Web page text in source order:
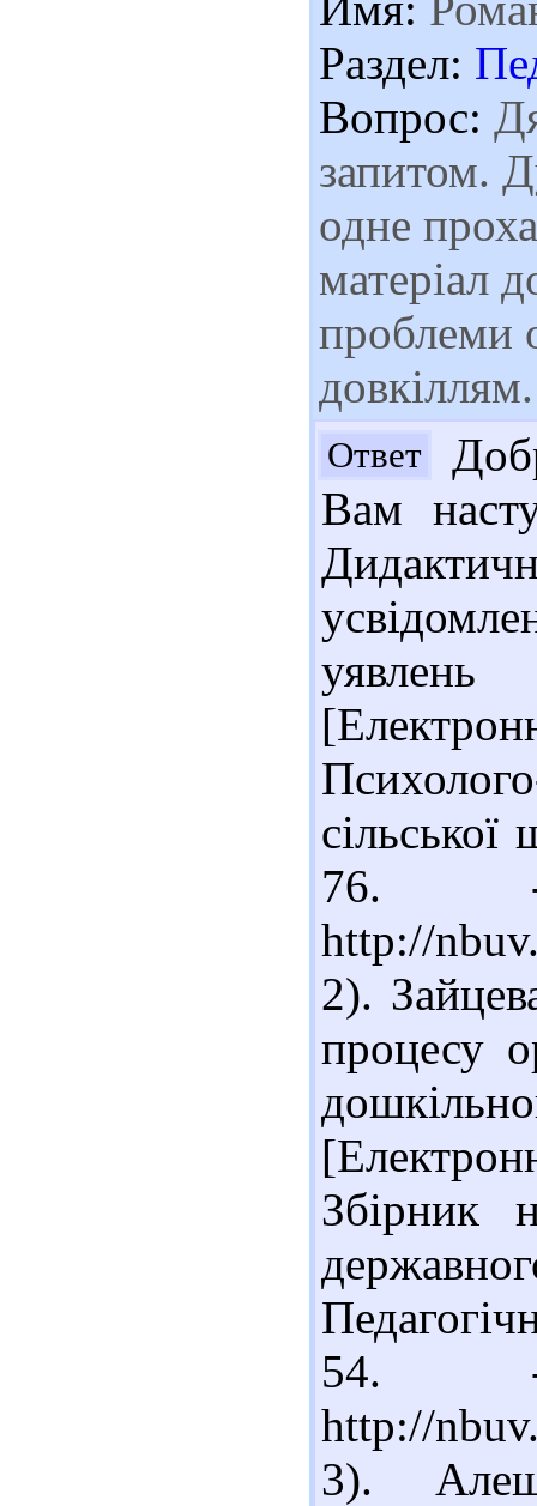
Раздел:
Вопрос:
запитом.
одне
матеріал
проблеми
Ответ
Вам
76. -
http://
2).
процесу
Збірник
54. -
http://
3).